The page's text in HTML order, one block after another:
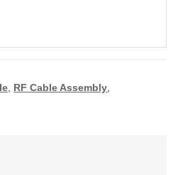
RF Cable Assembly